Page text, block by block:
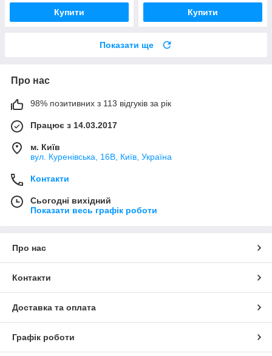
Купити Купити
Показати ще
Про нас
98% позитивних з 113 відгуків за рік
Працює з 14.03.2017
м. Київ
вул. Куренівська, 16В, Київ, Україна
Контакти
Сьогодні вихідний
Показати весь графік роботи
Про нас
Контакти
Доставка та оплата
Графік роботи